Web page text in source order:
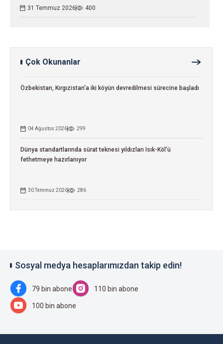
31 Temmuz 2026 400
Çok Okunanlar
Özbekistan, Kırgızistan'a iki köyün devredilmesi sürecine başladı
04 Ağustos 2026 299
Dünya standartlarında sürat teknesi yıldızları Isık-Köl'ü
fethetmeye hazırlanıyor
30 Temmuz 2026 286
Sosyal medya hesaplarımızdan takip edin!
79 bin abone 110 bin abone
100 bin abone